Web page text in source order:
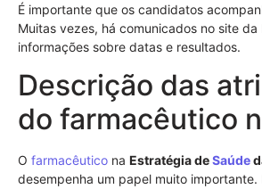
É importante que os candidatos
Muitas vezes, há comunicados no site da
informações sobre datas e resultados.
Descrição das
do farmacêutico
O farmacêutico na Estratégia deSaúde
desempenha um papel muito importante.